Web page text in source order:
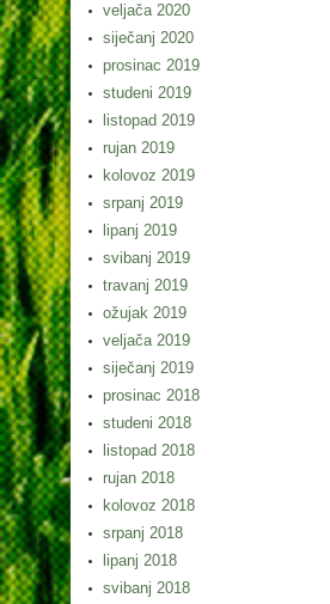
veljača 2020
siječanj 2020
prosinac 2019
studeni 2019
listopad 2019
rujan 2019
kolovoz 2019
srpanj 2019
lipanj 2019
svibanj 2019
travanj 2019
ožujak 2019
veljača 2019
siječanj 2019
prosinac 2018
studeni 2018
listopad 2018
rujan 2018
kolovoz 2018
srpanj 2018
lipanj 2018
svibanj 2018